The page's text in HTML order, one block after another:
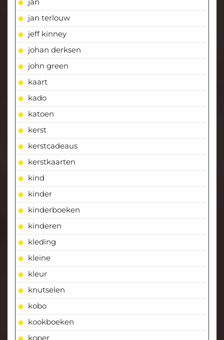
jan terlouw
jeff kinney
johan derksen
john green
kaart
kado
katoen
kerst
kerstcadeaus
kerstkaarten
kind
kinder
kinderboeken
kinderen
kleding
kleine
kleur
knutselen
kobo
kookboeken
koper